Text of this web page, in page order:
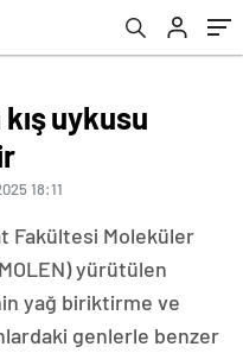
uykusu
18:11
Fakültesi Moleküler
yürütülen
yağ biriktirme ve
genlerle benzer